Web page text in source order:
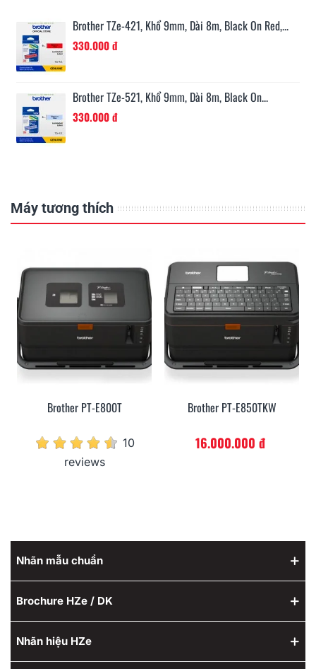
Brother TZe-421, Khổ 9mm, Dài 8m, Black On Red,...
330.000 đ
Brother TZe-521, Khổ 9mm, Dài 8m, Black On...
330.000 đ
Máy tương thích
Brother PT-E800T
10
reviews
Brother PT-E850TKW
16.000.000 đ
Nhãn mẫu chuẩn
Brochure HZe / DK
Nhãn hiệu HZe